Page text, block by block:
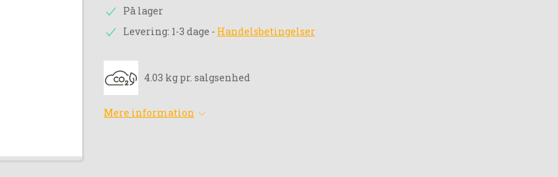
På lager
Levering: 1-3 dage - Handelsbetingelser
4.03 kg pr. salgsenhed
Mere information